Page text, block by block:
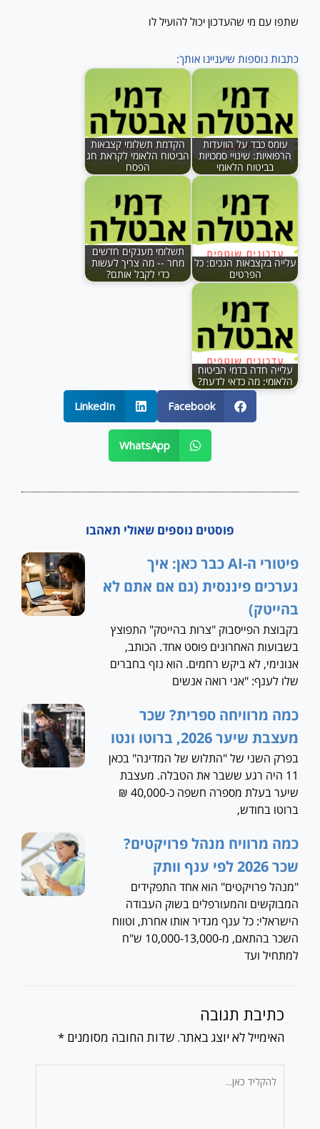
שתפו עם מי שהעדכון יכול להועיל לו
כתבות נוספות שיעניינו אותך:
עומס כבד על הוועדות
הרפואיות: שינויי סמכויות
בביטוח הלאומי
הקדמת תשלומי קצבאות
הביטוח הלאומי לקראת חג
הפסח
עלייה בקצבאות הנכים: כל
הפרטים
תשלומי מענקים חדשים
מחר -- מה צריך לעשות
כדי לקבל אותם?
עלייה חדה בדמי הביטוח
הלאומי: מה כדאי לדעת?
Facebook
LinkedIn
WhatsApp
פוסטים נוספים שאולי תאהבו
פיטורי ה-AI כבר כאן: איך
נערכים פיננסית (גם אם אתם לא
בהייטק)
בקבוצת הפייסבוק "צרות בהייטק" התפוצץ
בשבועות האחרונים פוסט אחד. הכותב,
אנונימי, לא ביקש רחמים. הוא נזף בחברים
שלו לענף: "אני רואה אנשים
כמה מרוויחה ספרית? שכר
מעצבת שיער 2026, ברוטו ונטו
בפרק השני של "התלוש של המדינה" בכאן
11 היה רגע ששבר את הטבלה. מעצבת
שיער בעלת מספרה חשפה כ-40,000 ₪
ברוטו בחודש,
כמה מרוויח מנהל פרויקטים?
שכר 2026 לפי ענף וותק
"מנהל פרויקטים" הוא אחד התפקידים
המבוקשים והמעורפלים בשוק העבודה
הישראלי: כל ענף מגדיר אותו אחרת, וטווח
השכר בהתאם, מ-10,000-13,000 ש"ח
למתחיל ועד
כתיבת תגובה
האימייל לא יוצג באתר. שדות החובה מסומנים *
להקליד
כאן...